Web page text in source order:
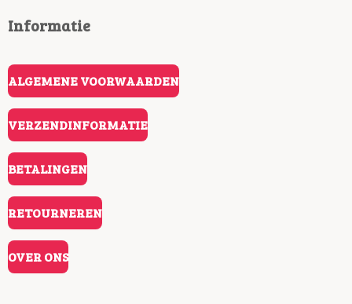
Informatie
ALGEMENE VOORWAARDEN
VERZENDINFORMATIE
BETALINGEN
RETOURNEREN
OVER ONS